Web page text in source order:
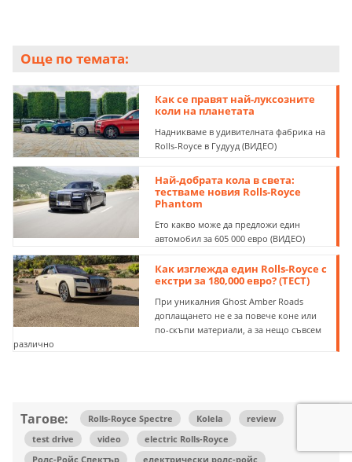
Още по темата:
Как се правят най-луксозните
коли на планетата
Надникваме в удивителната фабрика на
Rolls-Royce в Гудууд (ВИДЕО)
Най-добрата кола в света:
тестваме новия Rolls-Royce
Phantom
Ето какво може да предложи един
автомобил за 605 000 евро (ВИДЕО)
Как изглежда един Rolls-Royce с
екстри за 180,000 евро? (ТЕСТ)
При уникалния Ghost Amber Roads
доплащането не е за повече коне или
по-скъпи материали, а за нещо съвсем
различно
Тагове: Rolls-Royce Spectre Kolela
review
test drive
video
electric Rolls-Royce
Ролс-Ройс Спектър
електрически ролс-ройс